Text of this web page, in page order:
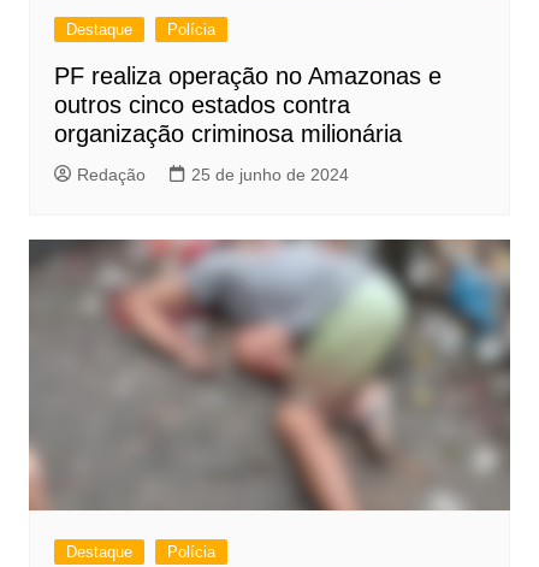
Destaque Polícia
PF realiza operação no Amazonas e
outros cinco estados contra
organização criminosa milionária
Redação 25 de junho de 2024
Destaque Polícia